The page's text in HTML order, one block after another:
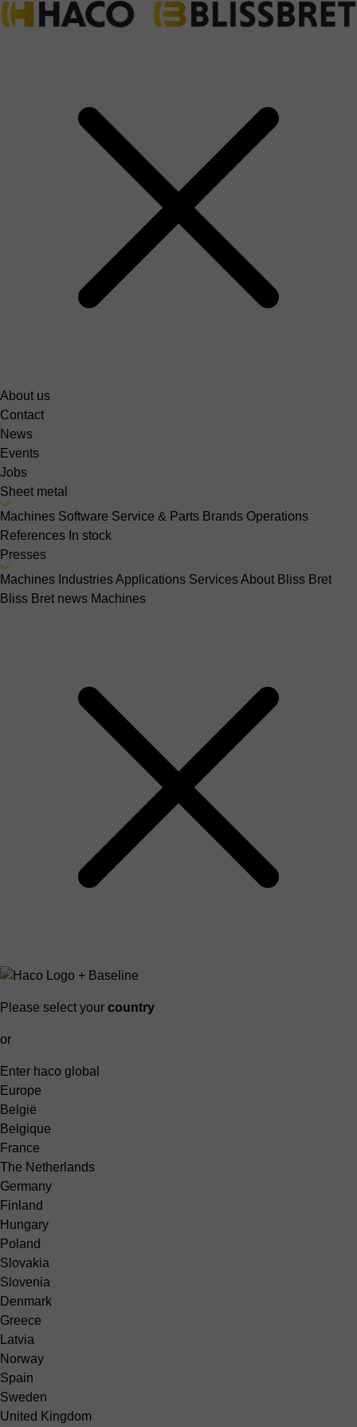
About us
Contact
News
Events
Jobs
Sheet metal
Machines Software Service & Parts Brands Operations
References In stock
Presses
Machines IndustriesApplications ServicesAbout Bliss Bret
Bliss Bret news Machines
Please select your country
or
Enter haco global
Europe
België
Belgique
France
The Netherlands
Germany
Finland
Hungary
Poland
Slovakia
Slovenia
Denmark
Greece
Latvia
Norway
Spain
Sweden
United Kingdom